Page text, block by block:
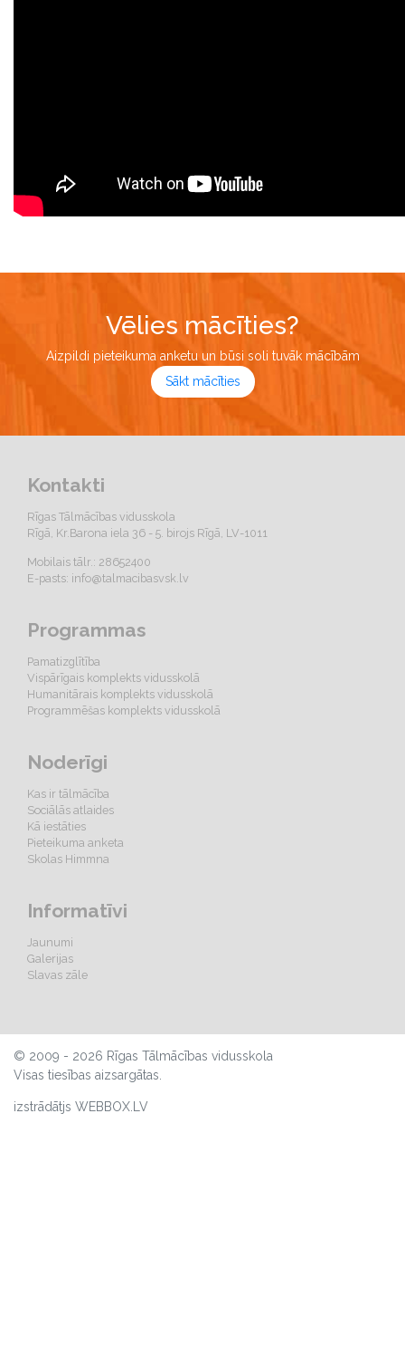
Vēlies mācīties?
Aizpildi pieteikuma anketu un būsi soli tuvāk mācībām
Sākt mācīties
Kontakti
Rīgas Tālmācības vidusskola
Rīgā, Kr.Barona iela 36 - 5. birojs Rīgā, LV-1011
Mobilais tālr.: 28652400
E-pasts: info@talmacibasvsk.lv
Programmas
Pamatizglītība
Vispārīgais komplekts vidusskolā
Humanitārais komplekts vidusskolā
Programmēšas komplekts vidusskolā
Noderīgi
Kas ir tālmācība
Sociālās atlaides
Kā iestāties
Pieteikuma anketa
Skolas Himmna
Informatīvi
Jaunumi
Galerijas
Slavas zāle
© 2009 - 2026 Rīgas Tālmācības vidusskola
Visas tiesības aizsargātas.
izstrādātjs WEBBOX.LV